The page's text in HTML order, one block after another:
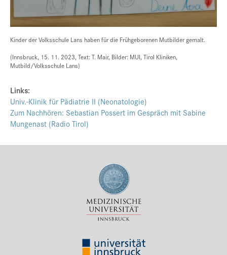
Kinder der Volksschule Lans haben für die Frühgeborenen Mutbilder gemalt.
(Innsbruck, 15. 11. 2023, Text: T. Mair, Bilder: MUI, Tirol Kliniken,
Mutbild/Volksschule Lans)
Links:
Univ.-Klinik für Pädiatrie II (Neonatologie)
Zum Nachhören: Sebastian Possert im Gespräch mit Sabine
Mungenast (Radio Tirol)